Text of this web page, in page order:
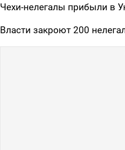
Чехи-нелегалы прибыли в
Власти закроют 200